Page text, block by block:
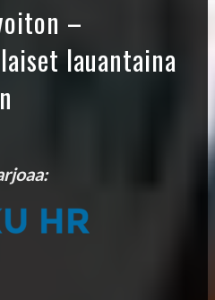
–
lauantaina